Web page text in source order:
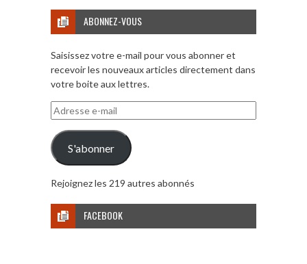
ABONNEZ-VOUS
Saisissez votre e-mail pour vous abonner et
recevoir les nouveaux articles directement dans
votre boite aux lettres.
Adresse
e-
mail
S'abonner
Rejoignez les 219 autres abonnés
FACEBOOK